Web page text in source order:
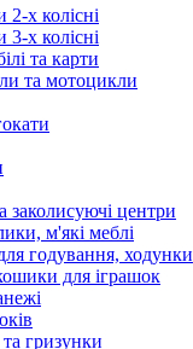
х колісні
х колісні
та карти
та мотоцикли
заколисуючі центри
м'які меблі
годування, ходунки
для іграшок
гризунки